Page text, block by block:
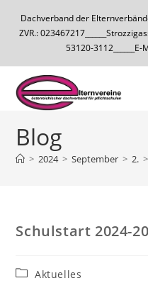
Dachverband der
ZVR.:
53120-
Blog
> 2024 > September > 2. >
Schulstart 2024-
Aktuelles